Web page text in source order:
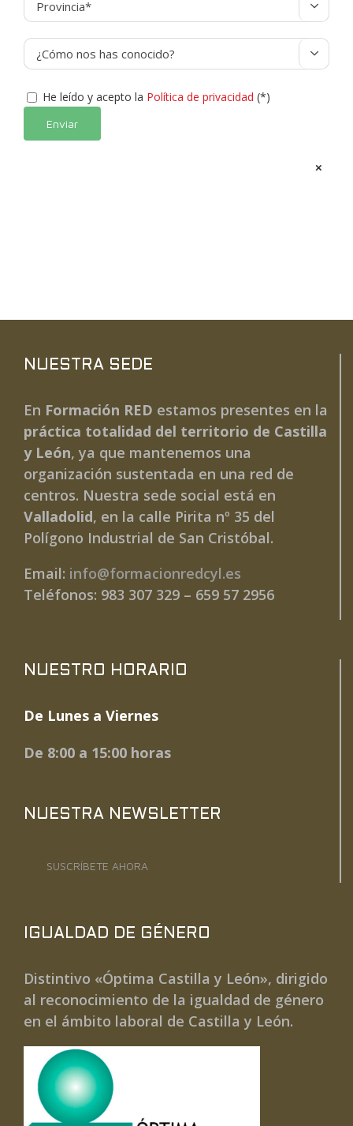


He leído y acepto la Política de privacidad (*)
×
NUESTRA SEDE
En Formación RED estamos presentes en la
práctica totalidad del territorio de Castilla
y León, ya que mantenemos una
organización sustentada en una red de
centros. Nuestra sede social está en
Valladolid, en la calle Pirita nº 35 del
Polígono Industrial de San Cristóbal.
Email: info@formacionredcyl.es
Teléfonos: 983 307 329 – 659 57 2956
NUESTRO HORARIO
De Lunes a Viernes
De 8:00 a 15:00 horas
NUESTRA NEWSLETTER
SUSCRÍBETE AHORA
IGUALDAD DE GÉNERO
Distintivo «Óptima Castilla y León», dirigido
al reconocimiento de la igualdad de género
en el ámbito laboral de Castilla y León.